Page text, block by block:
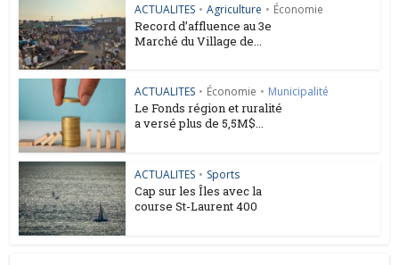
ACTUALITES • Agriculture • Économie
Record d’affluence au 3e
Marché du Village de...
ACTUALITES • Économie • Municipalité
Le Fonds région et ruralité
a versé plus de 5,5M$...
ACTUALITES • Sports
Cap sur les Îles avec la
course St-Laurent 400